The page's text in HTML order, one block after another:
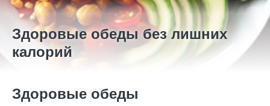
Здоровые обеды без лишних
калорий
Здоровые обеды